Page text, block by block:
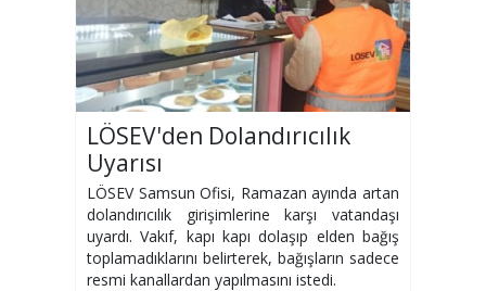
LÖSEV'den Dolandırıcılık
Uyarısı
LÖSEV Samsun Ofisi, Ramazan ayında artan
dolandırıcılık girişimlerine karşı vatandaşı
uyardı. Vakıf, kapı kapı dolaşıp elden bağış
toplamadıklarını belirterek, bağışların sadece
resmi kanallardan yapılmasını istedi.